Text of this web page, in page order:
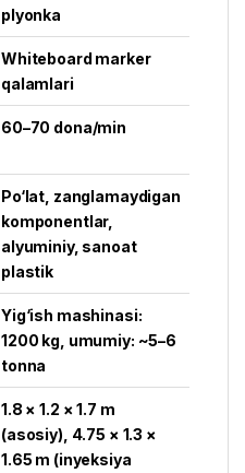
plyonka
Whiteboard marker
qalamlari
60–70 dona/min
Po‘lat, zanglamaydigan
komponentlar,
alyuminiy, sanoat
plastik
Yig‘ish mashinasi:
1200 kg, umumiy: ~5–6
tonna
1.8 × 1.2 × 1.7 m
(asosiy), 4.75 × 1.3 ×
1.65 m (inyeksiya